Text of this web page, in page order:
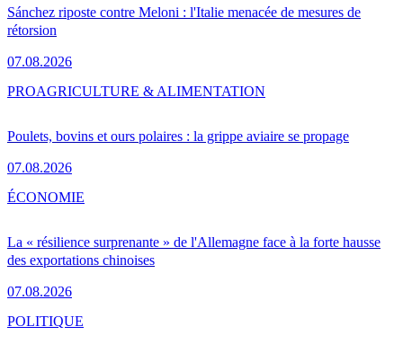
Sánchez riposte contre Meloni : l'Italie menacée de mesures de
rétorsion
07.08.2026
Poulets, bovins et ours polaires : la grippe aviaire se propage
07.08.2026
PROAGRICULTURE & ALIMENTATION
La « résilience surprenante » de l'Allemagne face à la forte hausse
des exportations chinoises
07.08.2026
ÉCONOMIE
POLITIQUE